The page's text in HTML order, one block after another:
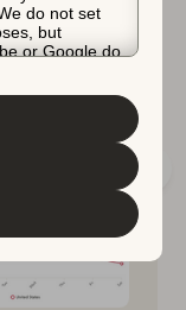
do not set
but
or Google do.
and the
cookie settings
button.
은 대부분의 스포
반면에 건강 & 운